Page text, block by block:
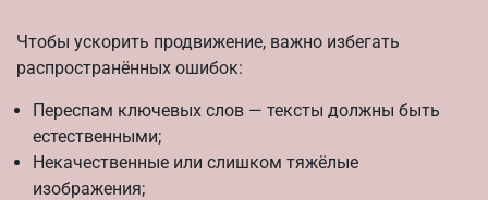
Чтобы ускорить продвижение, важно избегать
распространённых ошибок:
Переспам ключевых слов — тексты должны быть
естественными;
Некачественные или слишком тяжёлые
изображения;